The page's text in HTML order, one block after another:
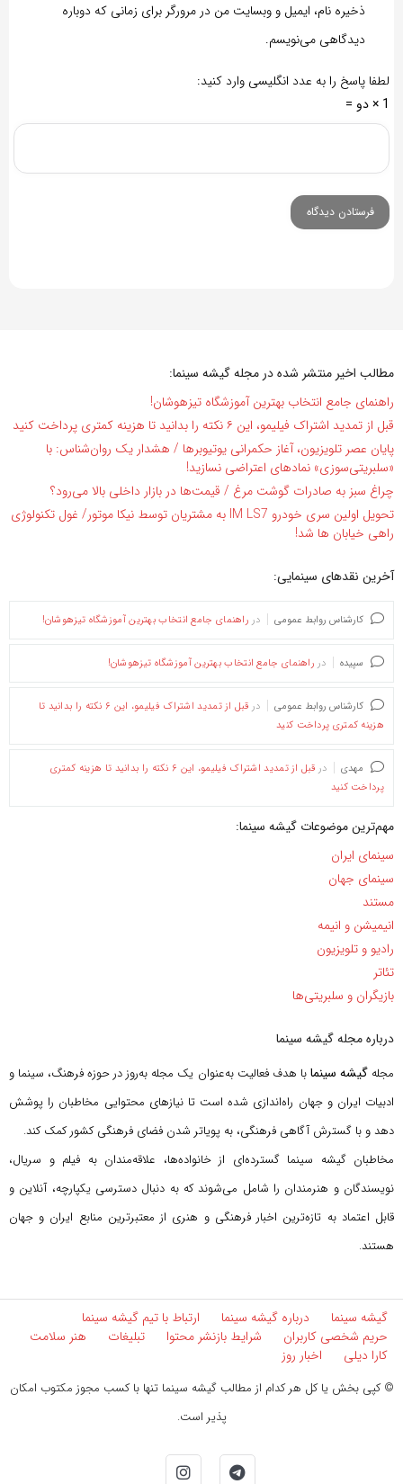
ذخیره نام، ایمیل و وبسایت من در مرورگر برای زمانی که دوباره
دیدگاهی می‌نویسم.
لطفا پاسخ را به عدد انگلیسی وارد کنید:
1 × دو =
مطالب اخیر منتشر شده در مجله گیشه سینما:
راهنمای جامع انتخاب بهترین آموزشگاه تیزهوشان!
قبل از تمدید اشتراک فیلیمو، این ۶ نکته را بدانید تا هزینه کمتری پرداخت کنید
پایان عصر تلویزیون، آغاز حکمرانی یوتیوبرها / هشدار یک روان‌شناس: با
«سلبریتی‌سوزی» نمادهای اعتراضی نسازید!
چراغ سبز به صادرات گوشت مرغ / قیمت‌ها در بازار داخلی بالا می‌رود؟
تحویل اولین سری خودرو IM LS7 به مشتریان توسط نیکا موتور/ غول تکنولوژی
راهی خیابان ها شد!
آخرین نقدهای سینمایی:
کارشناس روابط عمومی در راهنمای جامع انتخاب بهترین آموزشگاه تیزهوشان!
سپیده در راهنمای جامع انتخاب بهترین آموزشگاه تیزهوشان!
کارشناس روابط عمومی در
قبل از تمدید اشتراک فیلیمو، این ۶ نکته را بدانید تا
هزینه کمتری پرداخت کنید
مهدی در
قبل از تمدید اشتراک فیلیمو، این ۶ نکته را بدانید تا هزینه کمتری
پرداخت کنید
مهم‌ترین موضوعات گیشه سینما:
سینمای ایران
سینمای جهان
مستند
انیمیشن و انیمه
رادیو و تلویزیون
تئاتر
بازیگران و سلبریتی‌ها
درباره مجله گیشه سینما
مجلهگیشه سینمابا هدف فعالیت به‌عنوان یک مجله به‌روز در حوزه فرهنگ، سینما و
ادبیات ایران و جهان راه‌اندازی شده است تا نیازهای محتوایی مخاطبان را پوشش
دهد و با گسترش آگاهی فرهنگی، به پویاتر شدن فضای فرهنگی کشور کمک کند.
مخاطبان گیشه سینما گسترده‌ای از خانواده‌ها، علاقه‌مندان به فیلم و سریال،
نویسندگان و هنرمندان را شامل می‌شوند که به دنبال دسترسی یکپارچه، آنلاین و
قابل اعتماد به تازه‌ترین اخبار فرهنگی و هنری از معتبرترین منابع ایران و جهان
هستند.
گیشه سینما درباره گیشه سینما
ارتباط با تیم گیشه سینما
حریم شخصی کاربران
شرایط بازنشر محتوا تبلیغات
هنر سلامت
کارا دیلی
اخبار روز
© کپی بخش یا کل هر کدام از مطالب گیشه سینما تنها با کسب مجوز مکتوب امکان
پذیر است.